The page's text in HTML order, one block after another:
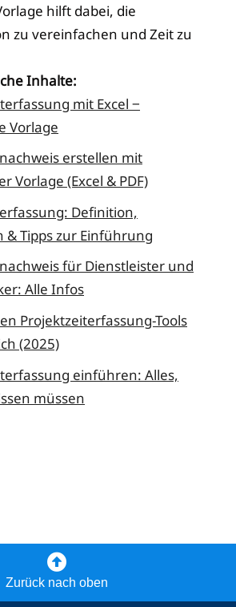
hilft dabei, die
zu vereinfachen und Zeit zu
Inhalte:
mit Excel ‒
Vorlage
erstellen mit
Vorlage (Excel & PDF)
Definition,
& Tipps zur Einführung
für Dienstleister und
Alle Infos
Projektzeiterfassung-Tools
(2025)
einführen: Alles,
müssen
Zurück nach oben